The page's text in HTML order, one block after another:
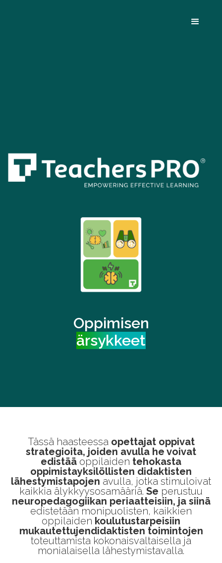
Oppimisen
ärsykkeet
Tässä haasteessa opettajat oppivat
strategioita, joiden avulla he voivat
edistää oppilaiden tehokasta
oppimistayksilöllisten didaktisten
lähestymistapojen avulla, jotka stimuloivat
kaikkia älykkyysosamääriä. Se perustuu
neuropedagogiikan periaatteisiin, ja siinä
edistetään monipuolisten, kaikkien
oppilaiden koulutustarpeisiin
mukautettujendidaktisten toimintojen
toteuttamista kokonaisvaltaisella ja
monialaisella lähestymistavalla.